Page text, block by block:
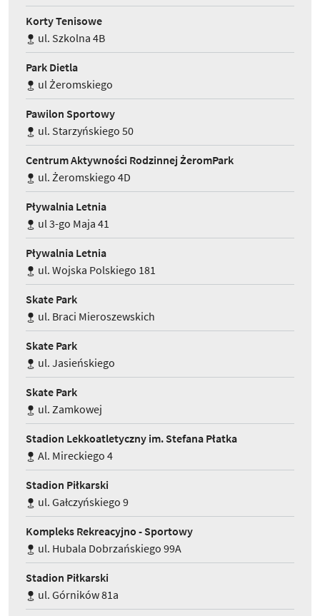
Korty Tenisowe
ul. Szkolna 4B
Park Dietla
ul Żeromskiego
Pawilon Sportowy
ul. Starzyńskiego 50
Centrum Aktywności Rodzinnej ŻeromPark
ul. Żeromskiego 4D
Pływalnia Letnia
ul 3-go Maja 41
Pływalnia Letnia
ul. Wojska Polskiego 181
Skate Park
ul. Braci Mieroszewskich
Skate Park
ul. Jasieńskiego
Skate Park
ul. Zamkowej
Stadion Lekkoatletyczny im. Stefana Płatka
Al. Mireckiego 4
Stadion Piłkarski
ul. Gałczyńskiego 9
Kompleks Rekreacyjno - Sportowy
ul. Hubala Dobrzańskiego 99A
Stadion Piłkarski
ul. Górników 81a